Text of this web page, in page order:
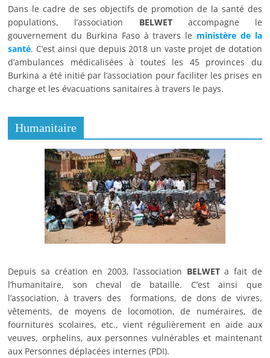
Dans le cadre de ses objectifs de promotion de la santé des
populations, l’association BELWETaccompagne le
gouvernement du Burkina Faso à travers le ministère de la
santé. C’est ainsi que depuis 2018 un vaste projet de dotation
d’ambulances médicalisées à toutes les 45 provinces du
Burkina a été initié par l’association pour faciliter les prises en
charge et les évacuations sanitaires à travers le pays.
Humanitaire
Depuis sa création en 2003, l’association BELWETa fait de
l’humanitaire, son cheval de bataille. C’est ainsi que
l’association, à travers des formations, de dons de vivres,
vêtements, de moyens de locomotion, de numéraires, de
fournitures scolaires, etc., vient régulièrement en aide aux
veuves, orphelins, aux personnes vulnérables et maintenant
aux Personnes déplacées internes (PDI).